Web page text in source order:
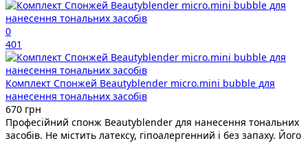
0
401
Комплект Спонжей Beautyblender micro.mini bubble для
нанесення тональних засобів
670 грн
Професійний спонж Beautyblender для нанесення тональних
засобів. Не містить латексу, гіпоалергенний і без запаху. Його